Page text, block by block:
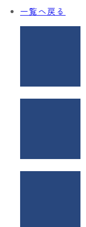
一覧へ戻る